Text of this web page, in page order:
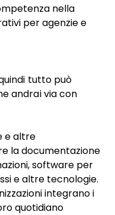
nella
per agenzie e
tutto può
andrai via con
e altre
la documentazione
software per
e altre tecnologie.
integrano i
quotidiano